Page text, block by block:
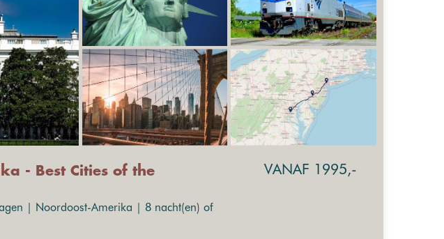
- Best Cities of the
| Noordoost-Amerika | 8 nacht(en) of
VANAF 1995,-